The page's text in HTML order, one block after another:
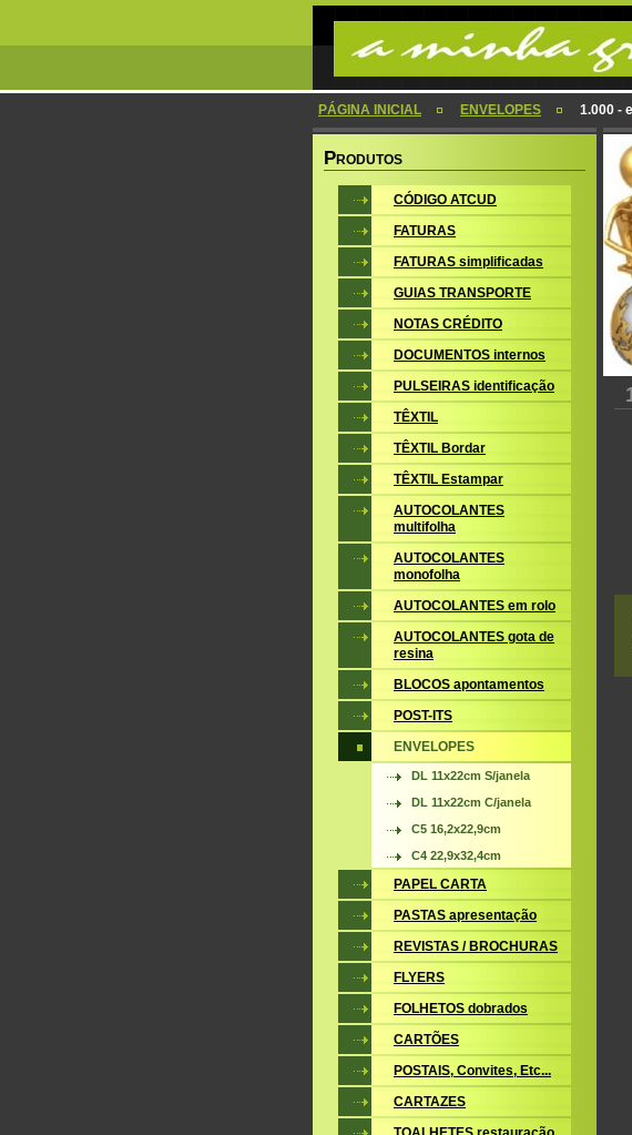
PÁGINA INICIAL ENVELOPES 1.000 -
PRODUTOS
CÓDIGO ATCUD
FATURAS
FATURAS simplificadas
GUIAS TRANSPORTE
NOTAS CRÉDITO
DOCUMENTOS internos
PULSEIRAS identificação
TÊXTIL
TÊXTIL Bordar
TÊXTIL Estampar
AUTOCOLANTES
multifolha
AUTOCOLANTES
monofolha
AUTOCOLANTES em rolo
AUTOCOLANTES gota de
resina
BLOCOS apontamentos
POST-ITS
ENVELOPES
DL 11x22cm S/janela
DL 11x22cm C/janela
C5 16,2x22,9cm
C4 22,9x32,4cm
PAPEL CARTA
PASTAS apresentação
REVISTAS / BROCHURAS
FLYERS
FOLHETOS dobrados
CARTÕES
POSTAIS, Convites, Etc...
CARTAZES